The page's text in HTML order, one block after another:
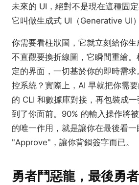
未來的 UI，絕對不是現在這種固
它叫做生成式 UI（Generative UI）
你需要看柱狀圖，它就立刻給你
不直觀要換折線圖，它瞬間重繪
定的界面，一切基於你的即時需
控系統？實際上，AI 早就把你需
的 CLI 和數據庫對接，再包裝成
到了你面前。90% 的輸入操作將
的唯一作用，就是讓你在最後看
"Approve"，讓你背鍋簽字而已。
勇者鬥惡龍，最後勇